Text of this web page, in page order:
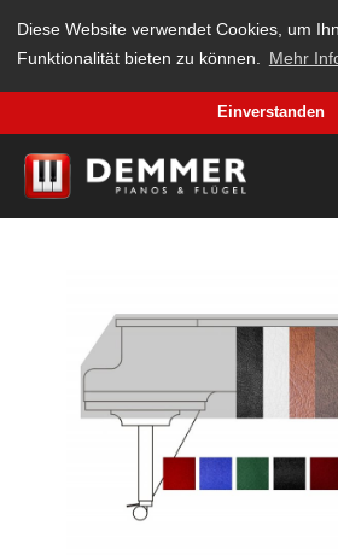
Diese Website verwendet Cookies, um
Funktionalität bieten zu können.
Mehr
Einverstanden